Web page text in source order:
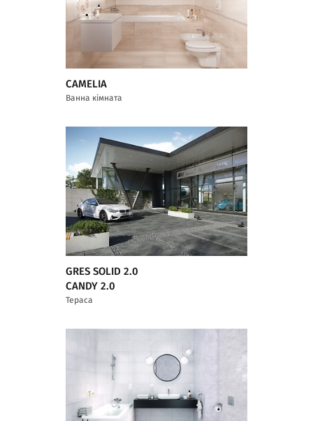
CAMELIA
Ванна кімната
GRES SOLID 2.0
CANDY 2.0
Тераса